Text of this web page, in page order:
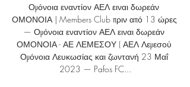
Ομόνοια εναντίον ΑΕΛ ειναι δωρεάν
ΟΜΟΝΟΙΑ | Members Club πριν από 13 ώρες
— Ομόνοια εναντίον ΑΕΛ ειναι δωρεάν
ΟΜΟΝΟΙΑ - ΑΕ ΛΕΜΕΣΟΥ ( ΑΕΛ Λεμεσού
Ομόνοια Λευκωσίας και ζωντανή 23 Μαΐ
2023 — Pafos FC...